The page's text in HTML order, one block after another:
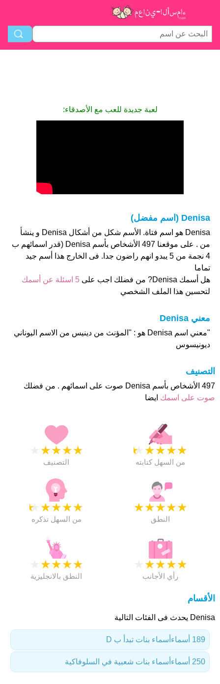
لعبة جديدة للعب مع الأصدقاء:
Denisa (اسم مفضل)
Denisa هو اسم فتاة. الأسم شكل من أشكال Denisa و ينشأ
من . على موقعنا 497 الأشخاص بأسم Denisa (قدر اسمائهم ب
4 نجمة من 5 يبدو انهم راضون جدا. فى الخارج هذا أسم جيد
تماما
هل أسمك Denisa? من فضلك اجب على
5 اسئلة عن أسمك
لتحسين هذا الملف الشخصي
معني Denisa
"معني اسم Denisa هو : "المؤنث من دينيس من الاسم اليوناني
ديونيسوس
التصنيف
497 الأشخاص بأسم Denisa صوت على اسمائهم . من فضلك
صوت على اسمك ايضا
★
★
★
★
التصنيف
★
★
★
★
★
من السهل كتابته
★
★
★
★
★
من السهل تذكره
★
★
★
★
★
النطق
★
★
★
★
النطق بالانجليزية
★
★
★
★
رأي الأجانب
الأقسام
Denisa يحدث فى الفئات التالية
أسماء بنات تبدأ ب D 189 أسماء
أسماء بنات شعبية في السلوفاكية 250 أسماء